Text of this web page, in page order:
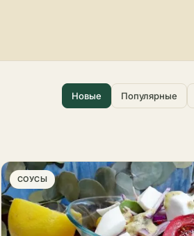
Новые Популярные
СОУСЫ